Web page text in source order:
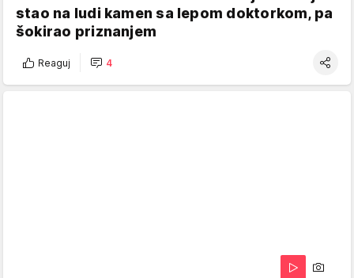
stao na ludi kamen sa lepom doktorkom, pa
šokirao priznanjem
Reaguj 4